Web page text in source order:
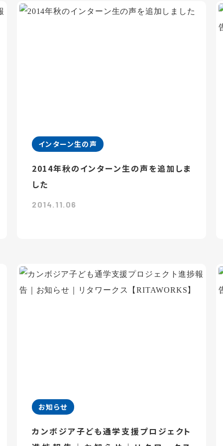
インターン生の声
2014年秋のインターン生の声を追加しま
した
2014.11.06
お知らせ
カンボジア子ども通学支援プロジェクト